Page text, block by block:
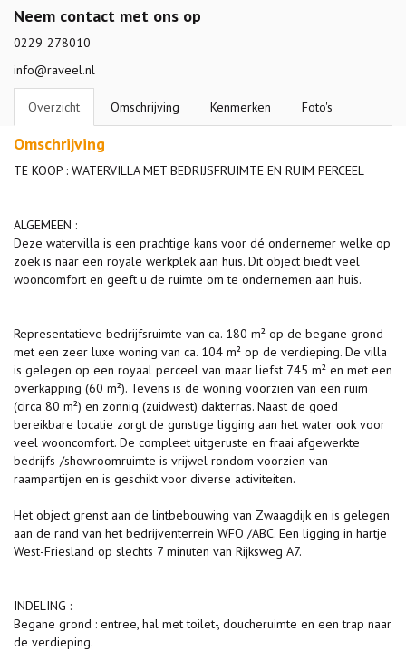
Neem contact met ons op
0229-278010
info@raveel.nl
Overzicht Omschrijving Kenmerken Foto's
Omschrijving
TE KOOP : WATERVILLA MET BEDRIJSFRUIMTE EN RUIM PERCEEL
ALGEMEEN :
Deze watervilla is een prachtige kans voor dé ondernemer welke op
zoek is naar een royale werkplek aan huis. Dit object biedt veel
wooncomfort en geeft u de ruimte om te ondernemen aan huis.
Representatieve bedrijfsruimte van ca. 180 m² op de begane grond
met een zeer luxe woning van ca. 104 m² op de verdieping. De villa
is gelegen op een royaal perceel van maar liefst 745 m² en met een
overkapping (60 m²). Tevens is de woning voorzien van een ruim
(circa 80 m²) en zonnig (zuidwest) dakterras. Naast de goed
bereikbare locatie zorgt de gunstige ligging aan het water ook voor
veel wooncomfort. De compleet uitgeruste en fraai afgewerkte
bedrijfs-/showroomruimte is vrijwel rondom voorzien van
raampartijen en is geschikt voor diverse activiteiten.
Het object grenst aan de lintbebouwing van Zwaagdijk en is gelegen
aan de rand van het bedrijventerrein WFO /ABC. Een ligging in hartje
West-Friesland op slechts 7 minuten van Rijksweg A7.
INDELING :
Begane grond : entree, hal met toilet-, doucheruimte en een trap naar
de verdieping.